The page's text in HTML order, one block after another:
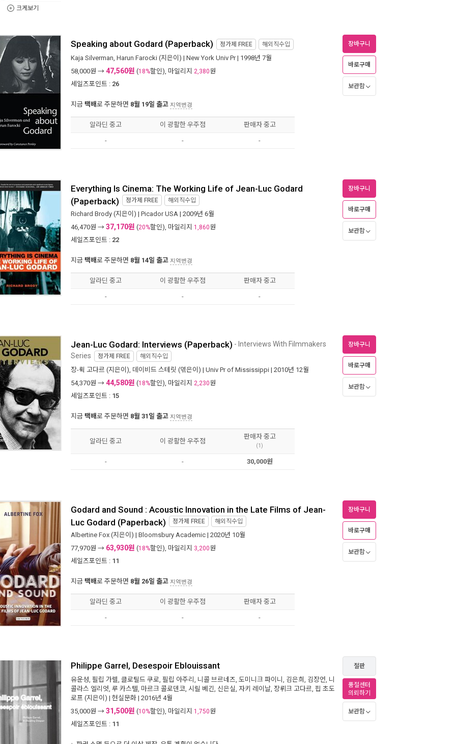
크게보기
Speaking about Godard (Paperback) 정가제 FREE 해외직수입
Kaja Silverman, Harun Farocki (지은이) | New York Univ Pr| 1998년 7월
58,000원 → 47,560원 (18%할인), 마일리지 2,380원
세일즈포인트 : 26
지금 택배로 주문하면 8월 19일 출고 지역변경
장바구니
바로구매
보관함
알라딘 중고 이 광활한 우주점 판매자 중고
- - -
Everything Is Cinema: The Working Life of Jean-Luc Godard
(Paperback) 정가제 FREE 해외직수입
Richard Brody (지은이) | Picador USA | 2009년 6월
46,470원 → 37,170원 (20%할인), 마일리지 1,860원
세일즈포인트 : 22
지금 택배로 주문하면 8월 14일 출고 지역변경
장바구니
바로구매
보관함
알라딘 중고 이 광활한 우주점 판매자 중고
- - -
Jean-Luc Godard: Interviews (Paperback) - Interviews With Filmmakers
Series 정가제 FREE 해외직수입
장-뤽 고다르 (지은이), 데이비드 스테릿 (엮은이) | Univ Pr of Mississippi | 2010년 12월
54,370원 → 44,580원 (18%할인), 마일리지 2,230원
세일즈포인트 : 15
지금 택배로 주문하면 8월 31일 출고 지역변경
장바구니
바로구매
보관함
알라딘 중고 이 광활한 우주점
판매자 중고
(1)
- - 30,000원
Godard and Sound : Acoustic Innovation in the Late Films of Jean-
Luc Godard (Paperback) 정가제 FREE 해외직수입
Albertine Fox (지은이) | Bloomsbury Academic | 2020년 10월
77,970원 → 63,930원 (18%할인), 마일리지 3,200원
세일즈포인트 : 11
지금 택배로 주문하면 8월 26일 출고 지역변경
장바구니
바로구매
보관함
알라딘 중고 이 광활한 우주점 판매자 중고
- - -
Philippe Garrel, Desespoir Eblouissant
유운성, 필립 가렐, 클로틸드 쿠로, 필립 아주리 , 니콜 브르네즈, 도미니크 파이니 , 김은희 , 김장언, 니
콜라스 엘리엇, 루 카스텔, 마르크 콜로덴코, 시릴 베긴, 신은실, 자키 레이날, 장뤼크 고다르, 핍 초도
로프 (지은이) | 현실문화 | 2016년 4월
35,000원 → 31,500원 (10%할인), 마일리지 1,750원
세일즈포인트 : 11
절판
품절센터
의뢰하기
보관함